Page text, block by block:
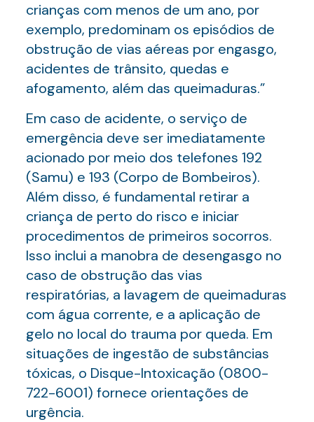
crianças com menos de um ano, por
exemplo, predominam os episódios de
obstrução de vias aéreas por engasgo,
acidentes de trânsito, quedas e
afogamento, além das queimaduras.”
Em caso de acidente, o serviço de
emergência deve ser imediatamente
acionado por meio dos telefones 192
(Samu) e 193 (Corpo de Bombeiros).
Além disso, é fundamental retirar a
criança de perto do risco e iniciar
procedimentos de primeiros socorros.
Isso inclui a manobra de desengasgo no
caso de obstrução das vias
respiratórias, a lavagem de queimaduras
com água corrente, e a aplicação de
gelo no local do trauma por queda. Em
situações de ingestão de substâncias
tóxicas, o Disque-Intoxicação (0800-
722-6001) fornece orientações de
urgência.